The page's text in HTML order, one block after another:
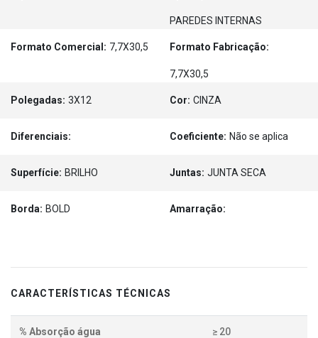
PAREDES INTERNAS
Formato Comercial: 7,7X30,5 Formato Fabricação:
7,7X30,5
Polegadas: 3X12 Cor: CINZA
Diferenciais: Coeficiente: Não se aplica
Superfície: BRILHO Juntas: JUNTA SECA
Borda: BOLD Amarração:
CARACTERÍSTICAS TÉCNICAS
% Absorção água ≥ 20